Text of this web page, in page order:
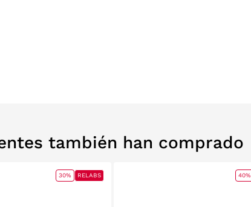
también han comprado
30% RELABS 40%